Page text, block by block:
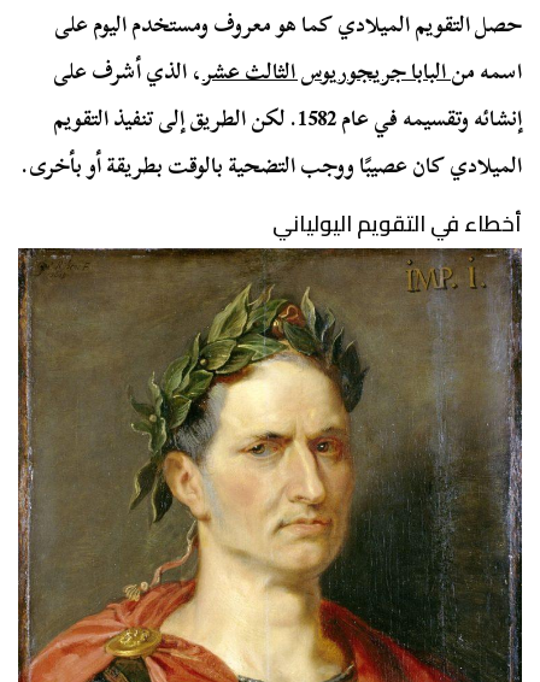
حصل التقويم الميلادي كما هو معروف ومستخدم اليوم على
اسمه منالبابا جريجوريوس الثالث عشر، الذي أشرف على
إنشائه وتقسيمه في عام 1582. لكن الطريق إلى تنفيذ التقويم
الميلادي كان عصيبًا ووجب التضحية بالوقت بطريقة أو بأخرى.
أخطاء في التقويم اليولياني